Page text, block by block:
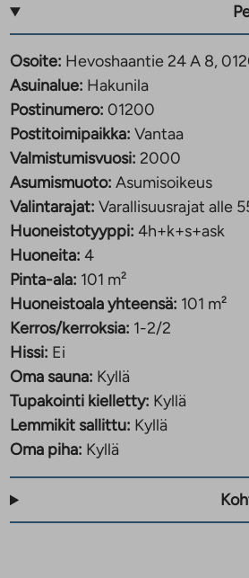
Osoite: Hevoshaantie 24 A 8,
Asuinalue: Hakunila
Postinumero: 01200
Postitoimipaikka: Vantaa
Valmistumisvuosi: 2000
Asumismuoto: Asumisoikeus
Valintarajat: Varallisuusrajat alle
Huoneistotyyppi: 4h+k+s+ask
Huoneita: 4
Pinta-ala: 101 m²
Huoneistoala yhteensä: 101 m²
Kerros/kerroksia: 1-2/2
Hissi: Ei
Oma sauna: Kyllä
Tupakointi kielletty: Kyllä
Lemmikit sallittu: Kyllä
Oma piha: Kyllä